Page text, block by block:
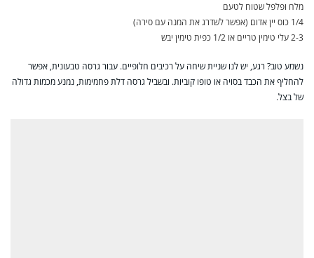
מלח ופלפל שטוח לטעם
1/4 כוס יין אדום (אפשר לשדרג את המנה עם סירה)
2-3 עלי טימין טריים או 1/2 כפית טימין יבש
נשמע טוב? רגע, יש לנו שניית שיחה על רכיבים חלופיים. עבור גרסה טבעונית, אפשר
להחליף את הכבד בסויה או טופו קוביות. ובשביל גרסה דלת פחמימות, נמנע מכמות גדולה
של בצל.